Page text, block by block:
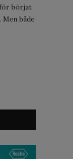
börjat
både